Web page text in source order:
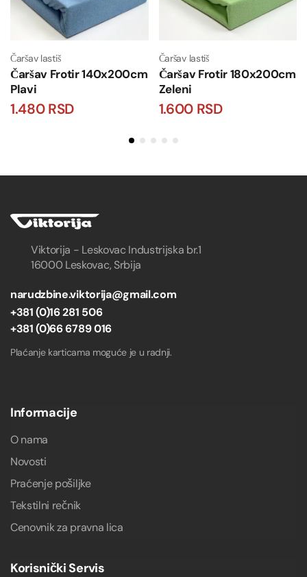
Čaršav lastiš
Čaršav Frotir 140x200cm
Plavi
1.480RSD
Čaršav lastiš
Čaršav Frotir 180x200cm
Zeleni
1.600 RSD
Viktorija - Leskovac Industrijska br.1
16000 Leskovac, Srbija
narudzbine.viktorija@gmail.com
+381 (0)16 281 506
+381 (0)66 6789 016
Plaćanje karticama moguće je u radnji.
Informacije
O nama
Novosti
Praćenje pošiljke
Tekstilni rečnik
Cenovnik za pravna lica
Korisnički Servis